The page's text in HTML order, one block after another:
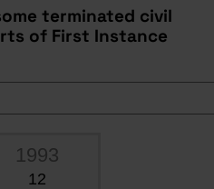
terminated civil
of First Instance
1993
12